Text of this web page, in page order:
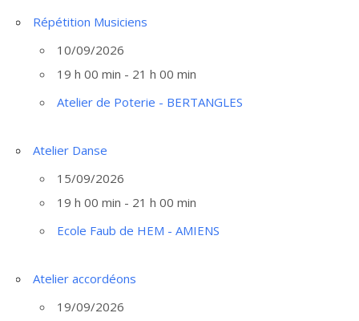
Répétition Musiciens
10/09/2026
19 h 00 min - 21 h 00 min
Atelier de Poterie - BERTANGLES
Atelier Danse
15/09/2026
19 h 00 min - 21 h 00 min
Ecole Faub de HEM - AMIENS
Atelier accordéons
19/09/2026